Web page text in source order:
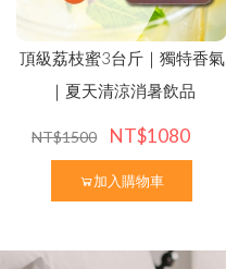
顏
）
會員獨享
食用說明
特約專區
頂級荔枝蜜3台斤｜獨特香氣
｜夏天清涼消暑飲品
NT$1500 NT$1080
加入購物車